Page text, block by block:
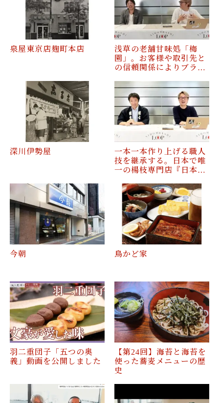
泉屋東京店麹町本店
浅草の老舗甘味処「梅
園」。お客様や取引先と
の信頼関係によりブラ…
深川伊勢屋
一本一本作り上げる職人
技を継承する。日本で唯
一の楊枝専門店『日本…
今朝 鳥かど家
羽二重団子「五つの奥
義」動画を公開しました
【第24回】海苔と海苔を
使った蕎麦メニューの歴
史